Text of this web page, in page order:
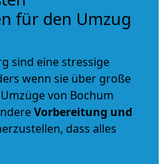
für den Umzug
sind eine stressige
wenn sie über große
von Bochum
Vorbereitung und
dass alles